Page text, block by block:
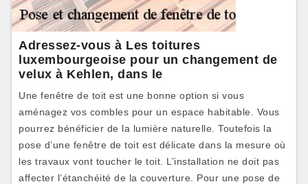
Adressez-vous à Les toitures
luxembourgeoise pour un changement de
velux à Kehlen, dans le
Une fenêtre de toit est une bonne option si vous
aménagez vos combles pour un espace habitable. Vous
pourrez bénéficier de la lumière naturelle. Toutefois la
pose d’une fenêtre de toit est délicate dans la mesure où
les travaux vont toucher le toit. L’installation ne doit pas
affecter l’étanchéité de la couverture. Pour une pose de